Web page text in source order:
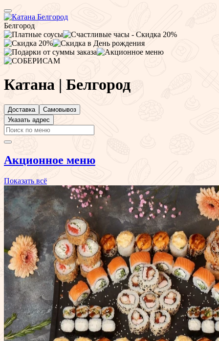
Белгород
Катана | Белгород
Доставка
Самовывоз
Указать адрес
Акционное меню
Показать всё